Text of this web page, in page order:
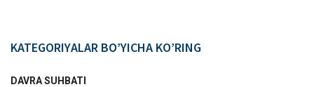
KATEGORIYALAR BO’YICHA KO’RING
DAVRA SUHBATI